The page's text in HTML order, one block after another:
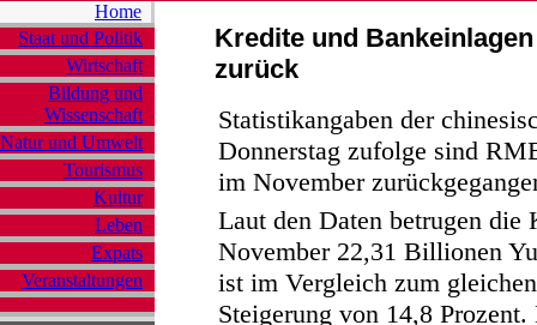
Home
Staat und Politik
Wirtschaft
Bildung und
Wissenschaft
Natur und Umwelt
Tourismus
Kultur
Leben
Expats
Veranstaltungen
Kredite und
zurück
Statistikangaben der
Donnerstag zufolge sind
im November
Laut den Daten betrugen
November 22,31 Billionen
ist im Vergleich zum
Steigerung von 14,8